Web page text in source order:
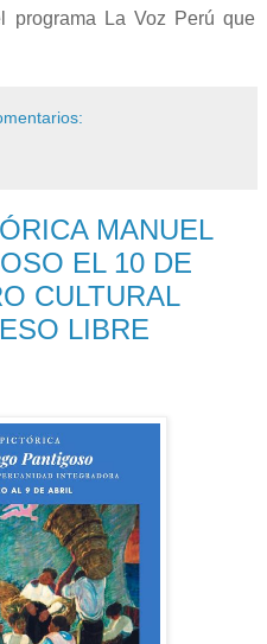
programa La Voz Perú que
MANUEL
EL 10 DE
CULTURAL
LIBRE